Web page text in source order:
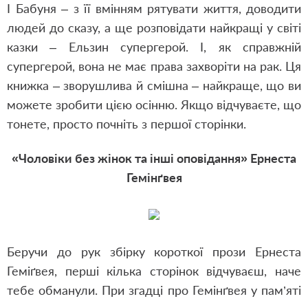
І Бабуня – з її вмінням рятувати життя, доводити
людей до сказу, а ще розповідати найкращі у світі
казки – Ельзин супергерой. І, як справжній
супергерой, вона не має права захворіти на рак. Ця
книжка – зворушлива й смішна – найкраще, що ви
можете зробити цією осінню. Якщо відчуваєте, що
тонете, просто почніть з першої сторінки.
«Чоловіки без жінок та інші оповідання» Ернеста
Гемінґвея
Беручи до рук збірку короткої прози Ернеста
Геміґвея, перші кілька сторінок відчуваєш, наче
тебе обманули. При згадці про Гемінґвея у пам’яті